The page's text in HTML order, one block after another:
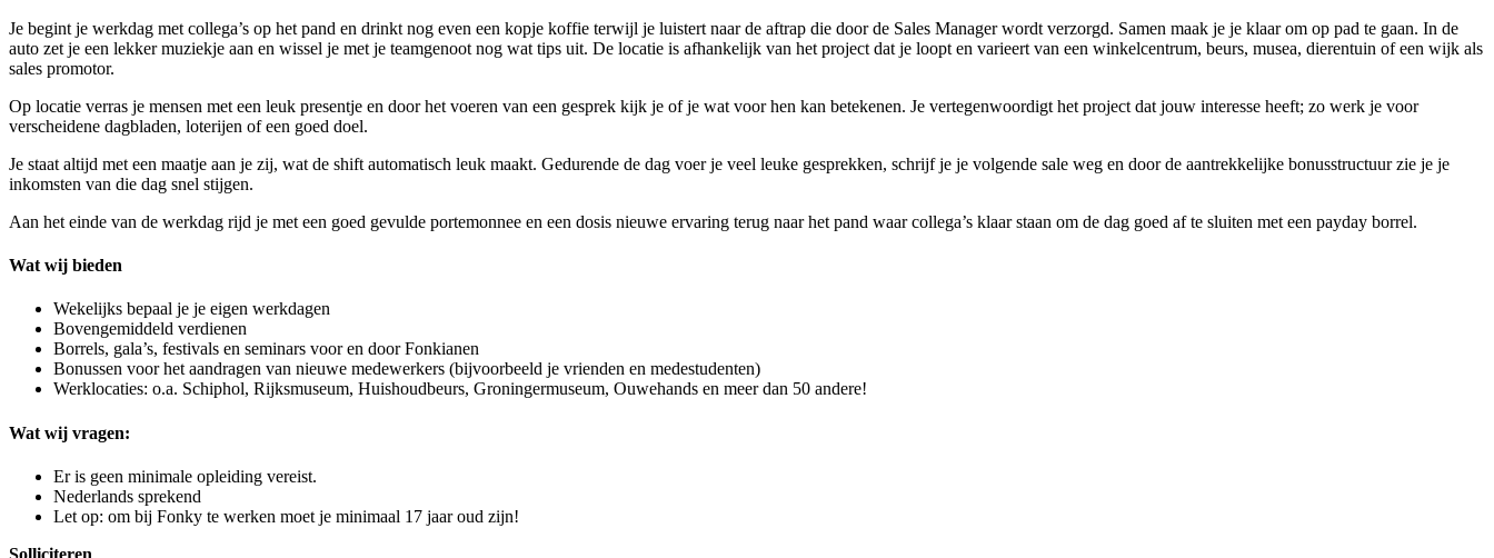
Je begint je werkdag met collega’s op het pand en drinkt nog even een kopje koffie terwijl je luistert naar de aftrap die door de Sales Manager wordt verzorgd. Samen maak je je klaar om op pad te gaan. In de
auto zet je een lekker muziekje aan en wissel je met je teamgenoot nog wat tips uit. De locatie is afhankelijk van het project dat je loopt en varieert van een winkelcentrum, beurs, musea, dierentuin of een wijk als
sales promotor.
Op locatie verras je mensen met een leuk presentje en door het voeren van een gesprek kijk je of je wat voor hen kan betekenen. Je vertegenwoordigt het project dat jouw interesse heeft; zo werk je voor
verscheidene dagbladen, loterijen of een goed doel.
Je staat altijd met een maatje aan je zij, wat de shift automatisch leuk maakt. Gedurende de dag voer je veel leuke gesprekken, schrijf je je volgende sale weg en door de aantrekkelijke bonusstructuur zie je je
inkomsten van die dag snel stijgen.
Aan het einde van de werkdag rijd je met een goed gevulde portemonnee en een dosis nieuwe ervaring terug naar het pand waar collega’s klaar staan om de dag goed af te sluiten met een payday borrel.
Wat wij bieden
Wekelijks bepaal je je eigen werkdagen
Bovengemiddeld verdienen
Borrels, gala’s, festivals en seminars voor en door Fonkianen
Bonussen voor het aandragen van nieuwe medewerkers (bijvoorbeeld je vrienden en medestudenten)
Werklocaties: o.a. Schiphol, Rijksmuseum, Huishoudbeurs, Groningermuseum, Ouwehands en meer dan 50 andere!
Wat wij vragen:
Er is geen minimale opleiding vereist.
Nederlands sprekend
Let op: om bij Fonky te werken moet je minimaal 17 jaar oud zijn!
Solliciteren